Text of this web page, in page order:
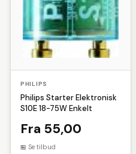
PHILIPS
Philips Starter Elektronisk
S10E 18-75W Enkelt
Fra 55,00
Se tilbud